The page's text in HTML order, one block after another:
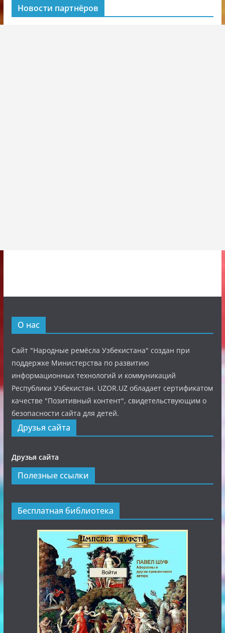
Новости партнёров
О нас
Сайт "Народные ремёсла Узбекистана" создан при
поддержке Министерства по развитию
информационных технологий и коммуникаций
Республики Узбекистан. UZOR.UZ обладает сертификатом
качестве "Позитивный контент", свидетельствующим о
безопасности сайта для детей.
Друзья сайта
Друзья сайта
Полезные ссылки
Бесплатная библиотека